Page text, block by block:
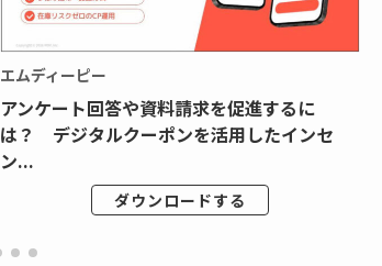
エムディーピー
アンケート回答や資料請求を促進するに
は？ デジタルクーポンを活用したインセ
ン...
ダウンロードする